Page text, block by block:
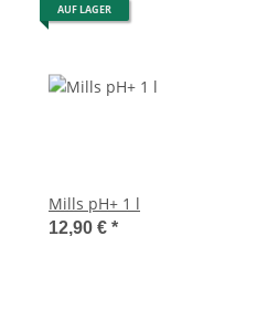
AUF LAGER
Mills pH+ 1 l
12,90 € *